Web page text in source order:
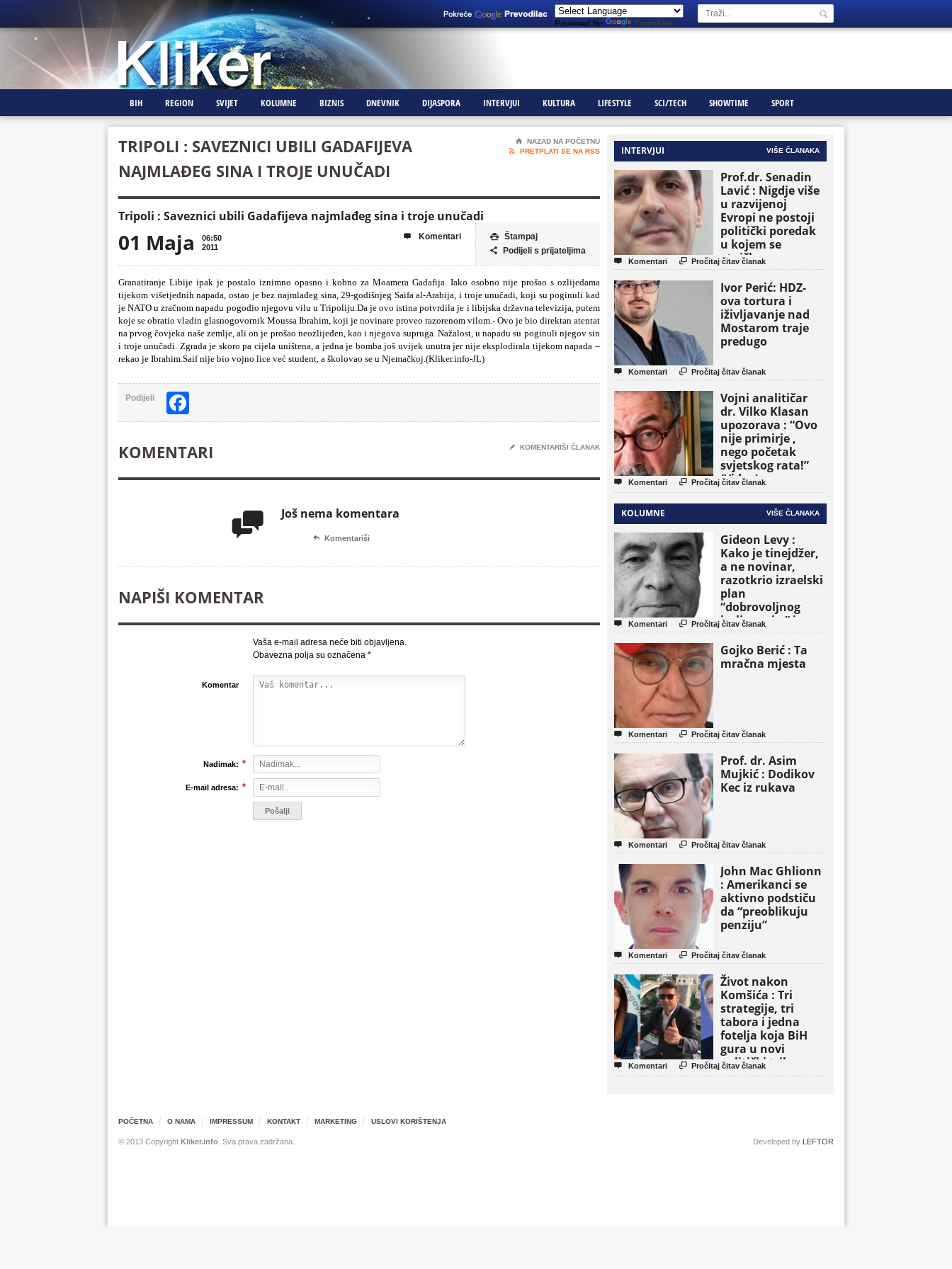
Powered by Translate
BIH REGION SVIJET KOLUMNE BIZNIS DNEVNIK DIJASPORA INTERVJUI KULTURA LIFESTYLE SCI/TECH SHOWTIME SPORT
TRIPOLI : SAVEZNICI UBILI GADAFIJEVA
NAJMLAĐEG SINA I TROJE UNUČADI
⌂
NAZAD NA POČETNU

PRETPLATI SE NA RSS
Tripoli : Saveznici ubili Gadafijeva najmlađeg sina i troje unučadi
01 Maja
06:50
2011
 Štampaj
 Podijeli s prijateljima
 Komentari
Granatiranje Libije ipak je postalo iznimno opasno i kobno za Moamera Gadafija. Iako osobno nije prošao s ozlijedama
tijekom višetjednih napada, ostao je bez najmlađeg sina, 29-godišnjeg Saifa al-Arabija, i troje unučadi, koji su poginuli kad
je NATO u zračnom napadu pogodio njegovu vilu u Tripoliju.Da je ovo istina potvrdila je i libijska državna televizija, putem
koje se obratio vladin glasnogovornik Moussa Ibrahim, koji je novinare proveo razorenom vilom.- Ovo je bio direktan atentat
na prvog čovjeka naše zemlje, ali on je prošao neozlijeđen, kao i njegova supruga. Nažalost, u napadu su poginuli njegov sin
i troje unučadi. Zgrada je skoro pa cijela uništena, a jedna je bomba još uvijek unutra jer nije eksplodirala tijekom napada –
rekao je Ibrahim.Saif nije bio vojno lice već student, a školovao se u Njemačkoj.(Kliker.info-JL)
Podijeli
KOMENTARI ✎ KOMENTARIŠI ČLANAK
 Još nema komentara
 Komentariši
NAPIŠI KOMENTAR
Vaša e-mail adresa neće biti objavljena.
Obavezna polja su označena *
Komentar
Nadimak: *
E-mail adresa: *
INTERVJUI VIŠE ČLANAKA
Prof.dr. Senadin
Lavić : Nigdje više
u razvijenoj
Evropi ne postoji
politički poredak
u kojem se
etničke grupe
pojavljuju kao
osnovne političke
jedinice
 Komentari  Pročitaj čitav članak
Ivor Perić: HDZ-
ova tortura i
iživljavanje nad
Mostarom traje
predugo
 Komentari  Pročitaj čitav članak
Vojni analitičar
dr. Vilko Klasan
upozorava : “Ovo
nije primirje ,
nego početak
svjetskog rata!”
(Video)
 Komentari  Pročitaj čitav članak
KOLUMNE VIŠE ČLANAKA
Gideon Levy :
Kako je tinejdžer,
a ne novinar,
razotkrio izraelski
plan
“dobrovoljnog
iseljavanja ” iz
Gaze
 Komentari  Pročitaj čitav članak
Gojko Berić : Ta
mračna mjesta
 Komentari  Pročitaj čitav članak
Prof. dr. Asim
Mujkić : Dodikov
Kec iz rukava
 Komentari  Pročitaj čitav članak
John Mac Ghlionn
: Amerikanci se
aktivno podstiču
da “preoblikuju
penziju”
 Komentari  Pročitaj čitav članak
Život nakon
Komšića : Tri
strategije, tri
tabora i jedna
fotelja koja BiH
gura u novi
politički triler
 Komentari  Pročitaj čitav članak
POČETNA O NAMA IMPRESSUM KONTAKT MARKETING USLOVI KORIŠTENJA
© 2013 Copyright Kliker.info. Sva prava zadržana. Developed by LEFTOR